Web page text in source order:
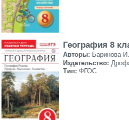
География 8
Авторы: Баринова
Издательство:
Тип: ФГОС